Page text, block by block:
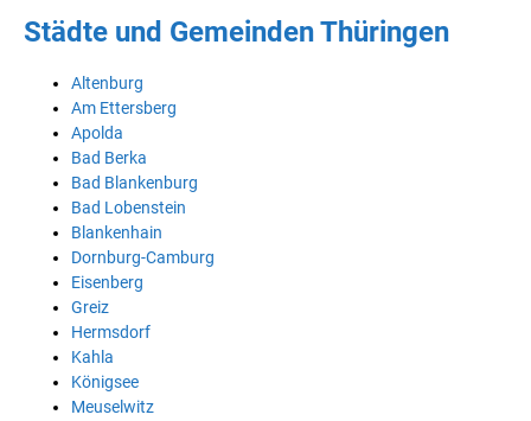
Städte und Gemeinden Thüringen
Altenburg
Am Ettersberg
Apolda
Bad Berka
Bad Blankenburg
Bad Lobenstein
Blankenhain
Dornburg-Camburg
Eisenberg
Greiz
Hermsdorf
Kahla
Königsee
Meuselwitz